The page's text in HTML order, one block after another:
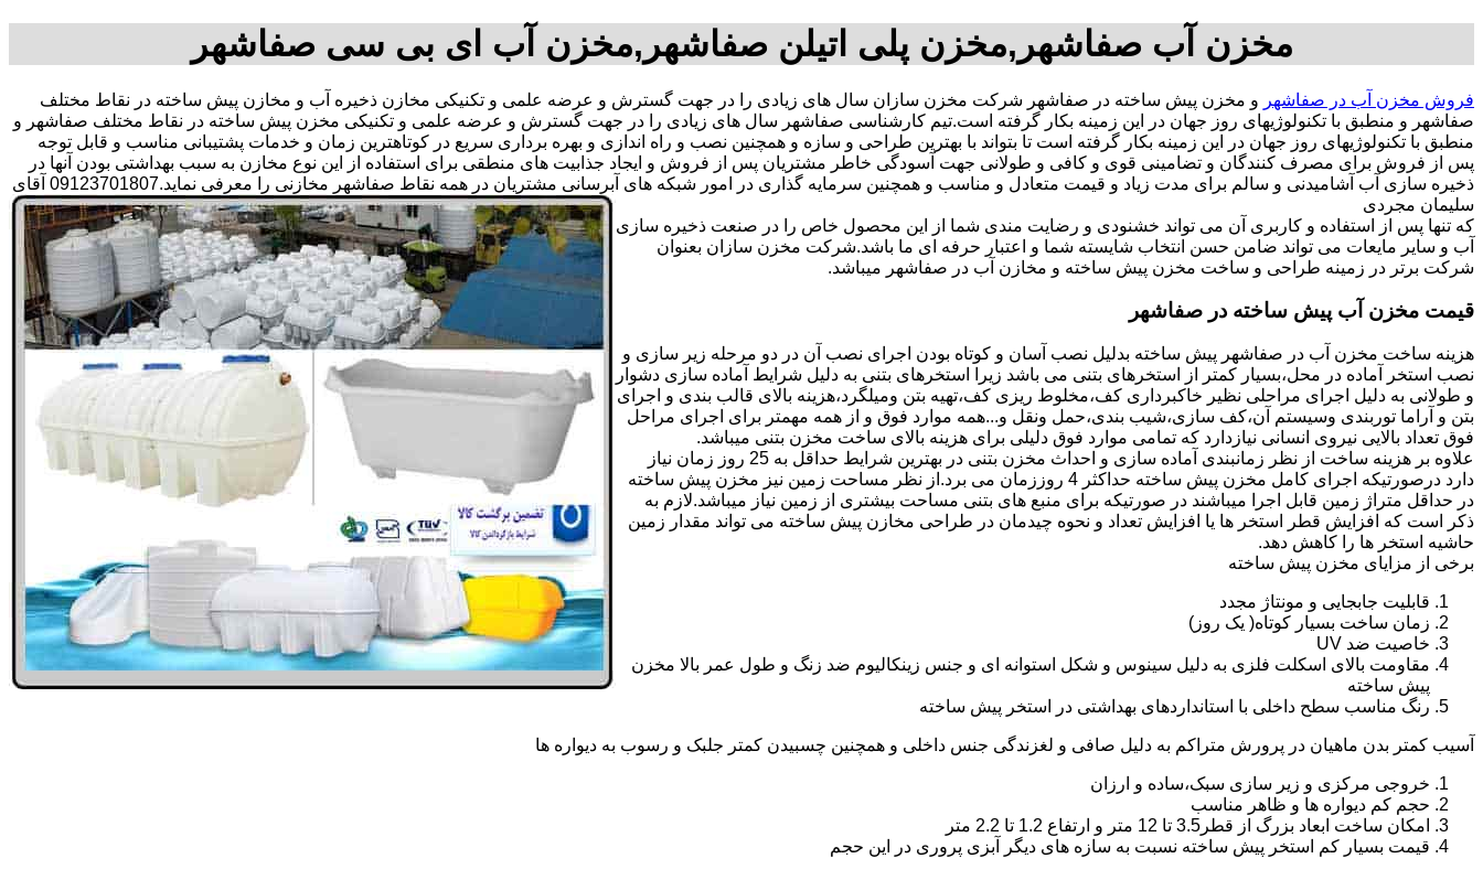
مخزن آب صفاشهر,مخزن پلی اتیلن صفاشهر,مخزن آب ای بی سی صفاشهر
فروش مخزن آب در صفاشهر و مخزن پیش ساخته در صفاشهر شرکت مخزن سازان سال های زیادی را در جهت گسترش و عرضه علمی و تکنیکی مخازن ذخیره آب و مخازن پیش ساخته در نقاط مختلف
صفاشهر و منطبق با تکنولوژیهای روز جهان در این زمینه بکار گرفته است.تیم کارشناسی صفاشهر سال های زیادی را در جهت گسترش و عرضه علمی و تکنیکی مخزن پیش ساخته در نقاط مختلف صفاشهر و
منطبق با تکنولوژیهای روز جهان در این زمینه بکار گرفته است تا بتواند با بهترین طراحی و سازه و همچنین نصب و راه اندازی و بهره برداری سریع در کوتاهترین زمان و خدمات پشتیبانی مناسب و قابل توجه
پس از فروش برای مصرف کنندگان و تضامینی قوی و کافی و طولانی جهت آسودگی خاطر مشتریان پس از فروش و ایجاد جذابیت های منطقی برای استفاده از این نوع مخازن به سبب بهداشتی بودن آنها در
ذخیره سازی آب آشامیدنی و سالم برای مدت زیاد و قیمت متعادل و مناسب و همچنین سرمایه گذاری در امور شبکه های آبرسانی مشتریان در همه نقاط صفاشهر مخازنی را معرفی نماید.09123701807 آقای
سلیمان مجردی
که تنها پس از استفاده و کاربری آن می تواند خشنودی و رضایت مندی شما از این محصول خاص را در صنعت ذخیره سازی
آب و سایر مایعات می تواند ضامن حسن انتخاب شایسته شما و اعتبار حرفه ای ما باشد.شرکت مخزن سازان بعنوان
شرکت برتر در زمینه طراحی و ساخت مخزن پیش ساخته و مخازن آب در صفاشهر میباشد.
قیمت مخزن آب پیش ساخته در صفاشهر
هزینه ساخت مخزن آب در صفاشهر پیش ساخته بدلیل نصب آسان و کوتاه بودن اجرای نصب آن در دو مرحله زیر سازی و
نصب استخر آماده در محل،بسیار کمتر از استخرهای بتنی می باشد زیرا استخرهای بتنی به دلیل شرایط آماده سازی دشوار
و طولانی به دلیل اجرای مراحلی نظیر خاکبرداری کف،مخلوط ریزی کف،تهیه بتن ومیلگرد،هزینه بالای قالب بندی و اجرای
بتن و آراما توربندی وسیستم آن،کف سازی،شیب بندی،حمل ونقل و...همه موارد فوق و از همه مهمتر برای اجرای مراحل
فوق تعداد بالایی نیروی انسانی نیازدارد که تمامی موارد فوق دلیلی برای هزینه بالای ساخت مخزن بتنی میباشد.
علاوه بر هزینه ساخت از نظر زمانبندی آماده سازی و احداث مخزن بتنی در بهترین شرایط حداقل به 25 روز زمان نیاز
دارد درصورتیکه اجرای کامل مخزن پیش ساخته حداکثر 4 روززمان می برد.از نظر مساحت زمین نیز مخزن پیش ساخته
در حداقل متراژ زمین قابل اجرا میباشند در صورتیکه برای منبع های بتنی مساحت بیشتری از زمین نیاز میباشد.لازم به
ذکر است که افزایش قطر استخر ها یا افزایش تعداد و نحوه چیدمان در طراحی مخازن پیش ساخته می تواند مقدار زمین
حاشیه استخر ها را کاهش دهد.
برخی از مزایای مخزن پیش ساخته
قابلیت جابجایی و مونتاژ مجدد
زمان ساخت بسیار کوتاه( یک روز)
خاصیت ضد UV
مقاومت بالای اسکلت فلزی به دلیل سینوس و شکل استوانه ای و جنس زینکالیوم ضد زنگ و طول عمر بالا مخزن
پیش ساخته
رنگ مناسب سطح داخلی با استانداردهای بهداشتی در استخر پیش ساخته
آسیب کمتر بدن ماهیان در پرورش متراکم به دلیل صافی و لغزندگی جنس داخلی و همچنین چسبیدن کمتر جلبک و رسوب به دیواره ها
خروجی مرکزی و زیر سازی سبک،ساده و ارزان
حجم کم دیواره ها و ظاهر مناسب
امکان ساخت ابعاد بزرگ از قطر3.5 تا 12 متر و ارتفاع 1.2 تا 2.2 متر
قیمت بسیار کم استخر پیش ساخته نسبت به سازه های دیگر آبزی پروری در این حجم